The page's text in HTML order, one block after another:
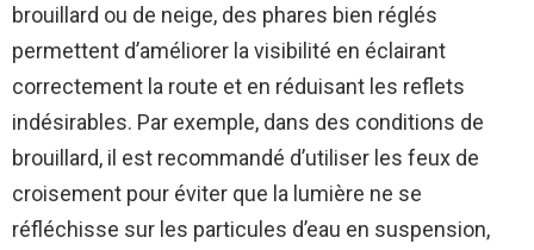
brouillard ou de neige, des phares bien réglés
permettent d’améliorer la visibilité en éclairant
correctement la route et en réduisant les reflets
indésirables. Par exemple, dans des conditions de
brouillard, il est recommandé d’utiliser les feux de
croisement pour éviter que la lumière ne se
réfléchisse sur les particules d’eau en suspension,